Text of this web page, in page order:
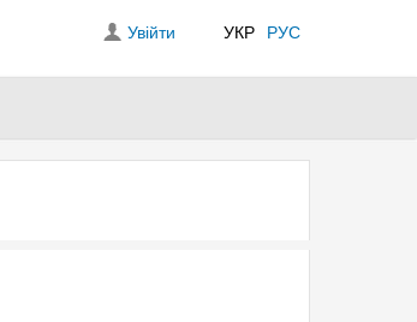
Увійти УКР РУС